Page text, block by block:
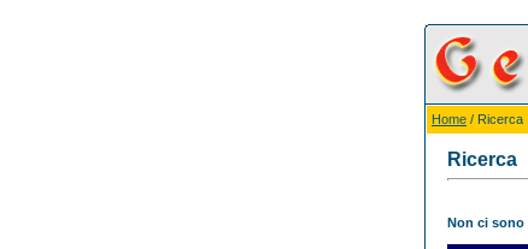
Home / Ricerca
Ricerca
Non ci sono